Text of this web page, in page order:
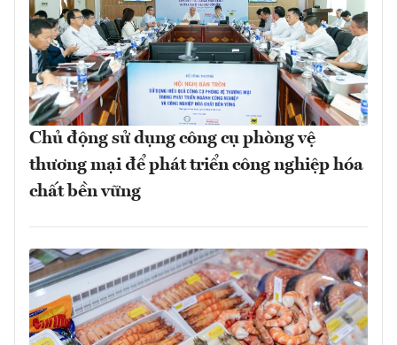
Chủ động sử dụng công cụ phòng vệ
thương mại để phát triển công nghiệp hóa
chất bền vững